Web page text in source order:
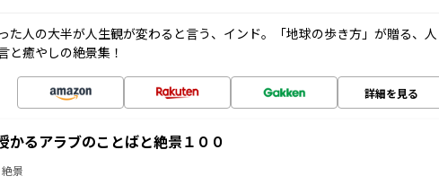
た人の大半が人生観が変わると言う、インド。「地球の歩き方」が贈る、人
と癒やしの絶景集！
詳細を見る
かるアラブのことばと絶景１００
景